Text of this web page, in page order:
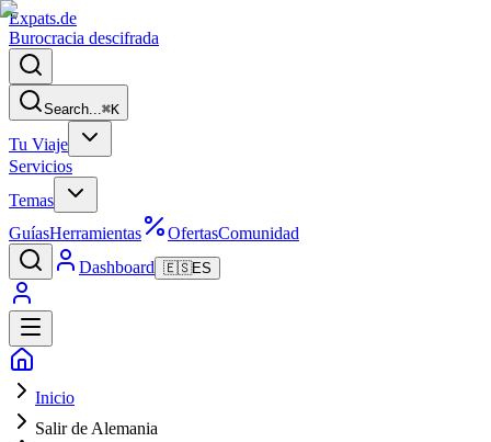
Expats.de
Burocracia descifrada
Search...⌘K
Tu Viaje
Servicios
Temas
GuíasHerramientas OfertasComunidad
Dashboard 🇪🇸ES
Inicio
Salir de Alemania